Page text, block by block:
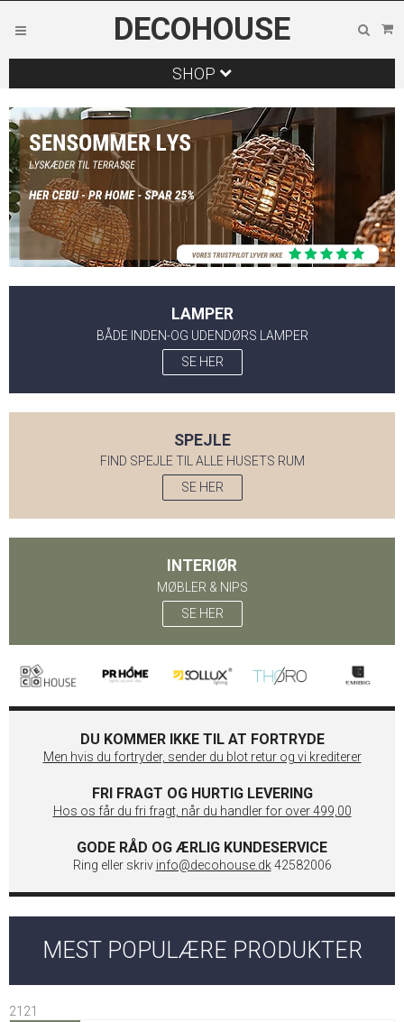
DECOHOUSE
SHOP
LAMPER
BÅDE INDEN-OG UDENDØRS LAMPER
SE HER
SPEJLE
FIND SPEJLE TIL ALLE HUSETS RUM
SE HER
INTERIØR
MØBLER & NIPS
SE HER
DU KOMMER IKKE TIL AT FORTRYDE
Men hvis du fortryder, sender du blot retur og vi krediterer
FRI FRAGT OG HURTIG LEVERING
Hos os får du fri fragt, når du handler for over 499,00
GODE RÅD OG ÆRLIG KUNDESERVICE
Ring eller skriv info@decohouse.dk42582006
MEST POPULÆRE PRODUKTER
2121